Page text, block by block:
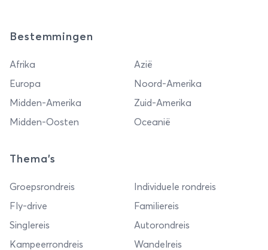
Bestemmingen
Afrika
Azië
Europa
Noord-Amerika
Midden-Amerika
Zuid-Amerika
Midden-Oosten
Oceanië
Thema's
Groepsrondreis
Individuele rondreis
Fly-drive
Familiereis
Singlereis
Autorondreis
Kampeerrondreis
Wandelreis